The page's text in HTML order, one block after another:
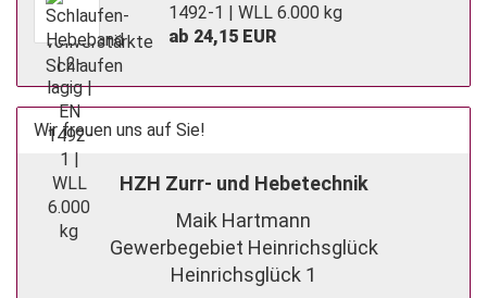
1492-1 | WLL 6.000 kg
ab 24,15 EUR
Wir freuen uns auf Sie!
HZH Zurr- und Hebetechnik
Maik Hartmann
Gewerbegebiet Heinrichsglück
Heinrichsglück 1